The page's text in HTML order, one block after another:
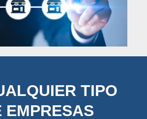
TIPO
EMPRESAS